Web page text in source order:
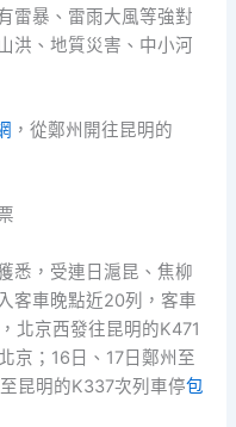
雷暴、雷雨大風等強對
洪、地質災害、中小河
，從鄭州開往昆明的
悉，受連日滬昆、焦柳
客車晚點近20列，客車
北京西發往昆明的K471
京；16日、17日鄭州至
昆明的K337次列車停包